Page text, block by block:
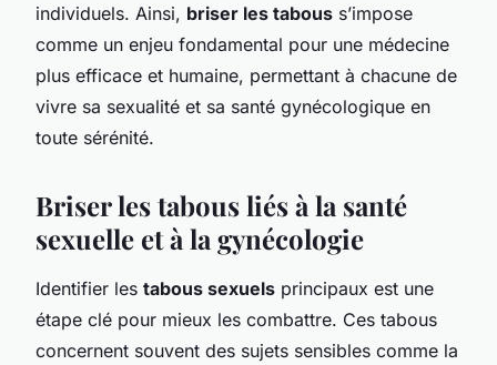
individuels. Ainsi, briser les tabous s’impose
comme un enjeu fondamental pour une médecine
plus efficace et humaine, permettant à chacune de
vivre sa sexualité et sa santé gynécologique en
toute sérénité.
Briser les tabous liés à la santé
sexuelle et à la gynécologie
Identifier les tabous sexuels principaux est une
étape clé pour mieux les combattre. Ces tabous
concernent souvent des sujets sensibles comme la